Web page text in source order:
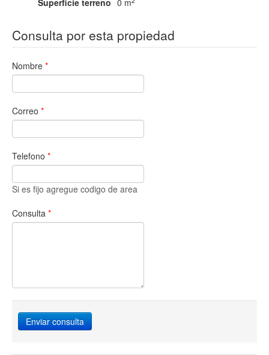
Superficie terreno 0 m
Consulta por esta propiedad
Nombre *
Correo *
Telefono *
Si es fijo agregue codigo de area
Consulta *
Enviar consulta